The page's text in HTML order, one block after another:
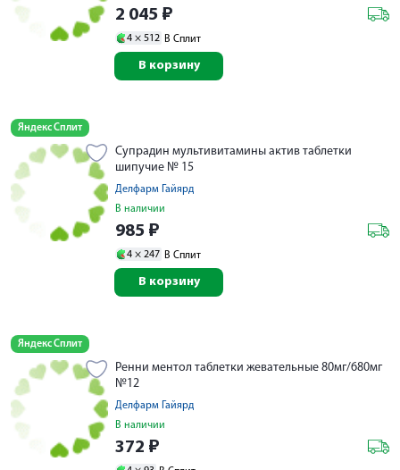
2 045 ₽
4 × 512 В Сплит
В корзину
Яндекс Сплит
Супрадин мультивитамины актив таблетки
шипучие № 15
Делфарм Гайярд
В наличии
985 ₽
4 × 247 В Сплит
В корзину
Яндекс Сплит
Ренни ментол таблетки жевательные 80мг/680мг
№12
Делфарм Гайярд
В наличии
372 ₽